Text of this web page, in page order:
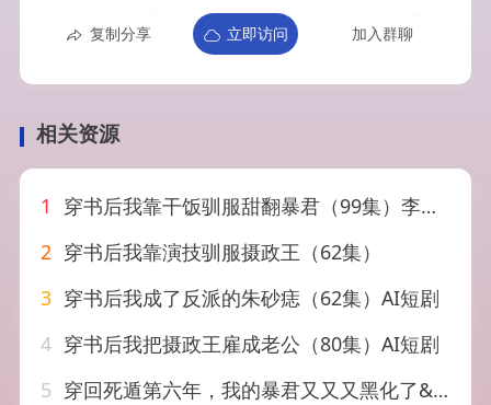
复制分享 立即访问 加入群聊
相关资源
1
穿书后我靠干饭驯服甜翻暴君（99集）李泽雨＆钟雨瑾
2 穿书后我靠演技驯服摄政王（62集）
3 穿书后我成了反派的朱砂痣（62集）AI短剧
4 穿书后我把摄政王雇成老公（80集）AI短剧
5 穿回死遁第六年，我的暴君又又又黑化了&穿回死遁第六年我的暴君又又又黑化了（70集）胡文喆&马珺珂